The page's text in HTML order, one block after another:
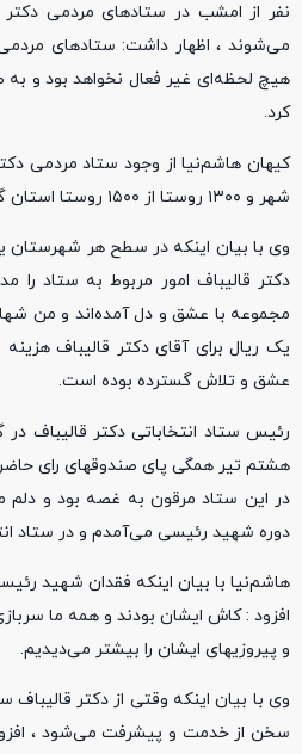
نفر از امشب در ستادهای مردمی دکتر
می‌شوند ، اظهار داشت: ستادهای
هیچ لحظه‌ای غیر فعال نخواهد بود و به
کرد.
شهر و ۱۳۰۰ روستا از ۱۵۰۰ روستا استان گیلان خبر داد که برپا می‌شود.
دکتر قالیباف امور مربوط به ستاد را
مجموعه با عشق و دل آمده‌اند و من
یک ریال برای آقای دکتر قالیباف
عشق و تلاش گسترده بوده است.
رئیس ستاد انتخاباتی دکتر قالیباف در
هشتم تیر همگی پای صندوقهای رای
دوره شهید رئیسی می‌آمدم و در ستاد
هاشم‌نیا با بیان اینکه فقدان شهید
افزود : کاش ایشان بودند و همه ما
و پیروزیهای ایشان را بیشتر می‌دیدیم.
وی با بیان اینکه وقتی از دکتر